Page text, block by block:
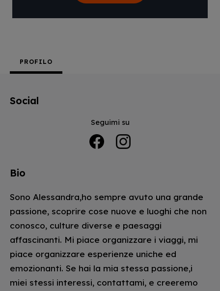
PROFILO
Social
Seguimi su
Facebook
Bio
Sono Alessandra,ho sempre avuto una grande
passione, scoprire cose nuove e luoghi che non
conosco, culture diverse e paesaggi
affascinanti. Mi piace organizzare i viaggi, mi
piace organizzare esperienze uniche ed
emozionanti. Se hai la mia stessa passione,i
miei stessi interessi, contattami, e creeremo